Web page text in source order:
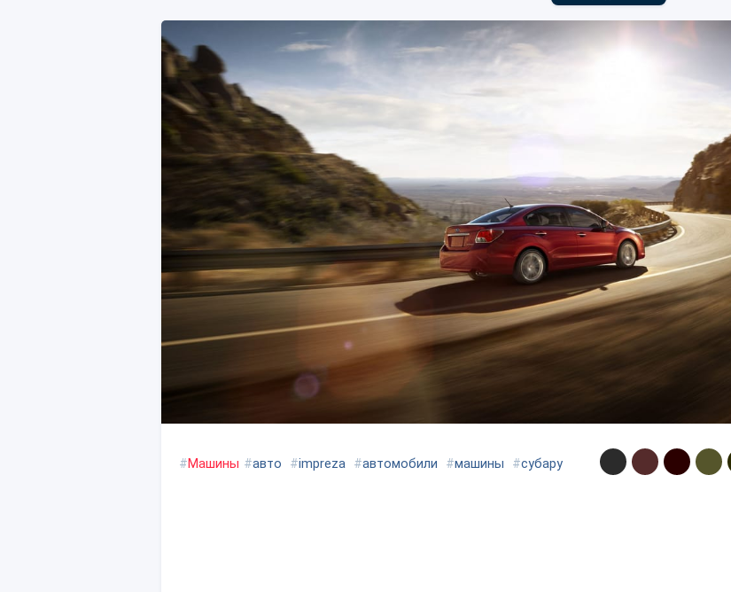
#Машины #авто #impreza #автомобили #машины #субару